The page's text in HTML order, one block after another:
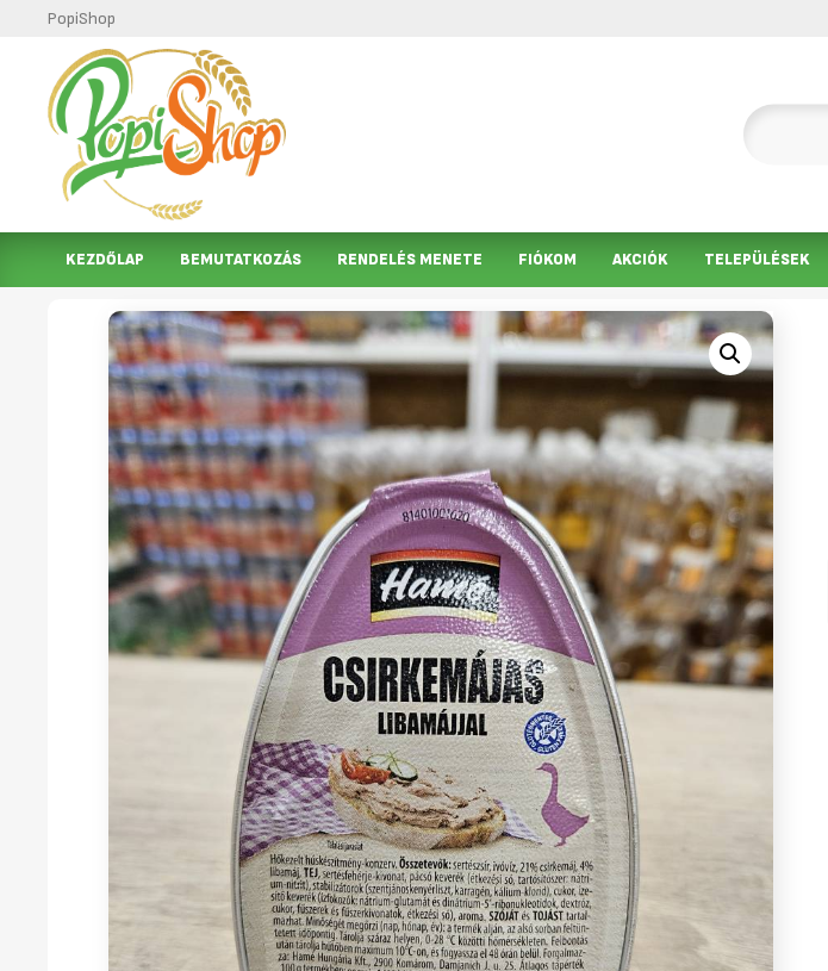
PopiShop
KEZDŐLAP BEMUTATKOZÁS RENDELÉS MENETE FIÓKOM AKCIÓK TELEPÜLÉSEK